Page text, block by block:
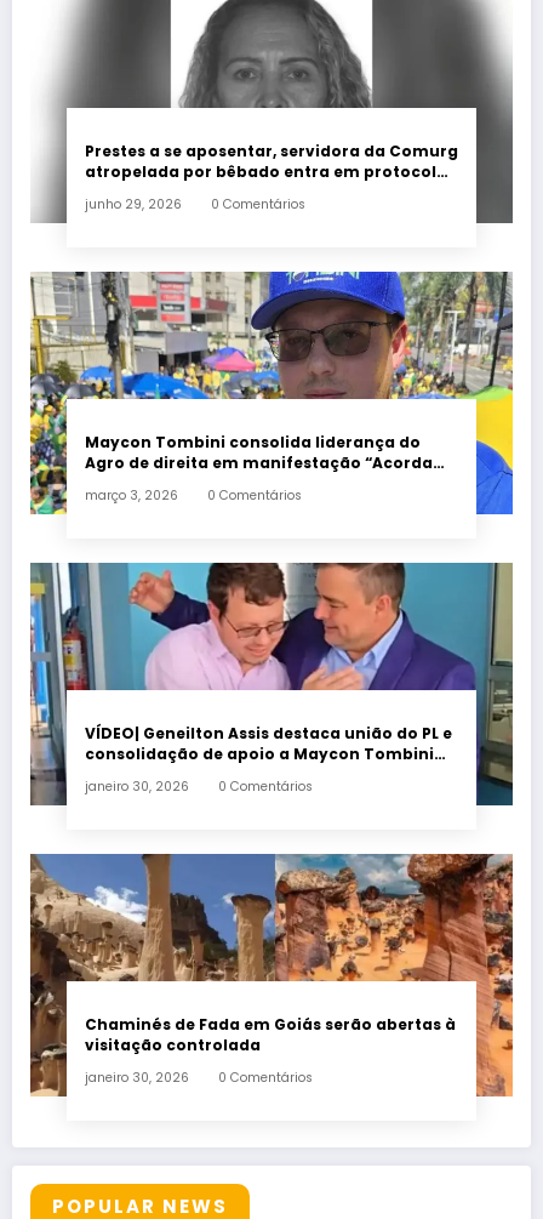
Prestes a se aposentar, servidora da Comurg
atropelada por bêbado entra em protocolo
junho 29, 2026 0 Comentários
Maycon Tombini consolida liderança do
Agro de direita em manifestação “Acorda
março 3, 2026 0 Comentários
VÍDEO| Geneilton Assis destaca união do PL e
consolidação de apoio a Maycon Tombini
janeiro 30, 2026 0 Comentários
Chaminés de Fada em Goiás serão abertas à
visitação controlada
janeiro 30, 2026 0 Comentários
POPULAR NEWS